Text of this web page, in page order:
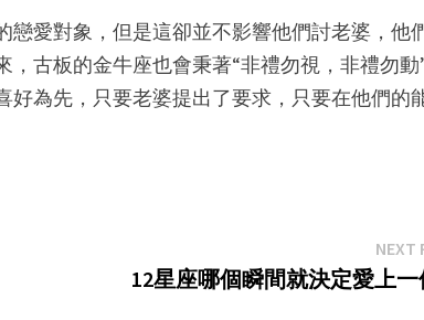
愛對象，但是這卻並不影響他們討老婆，他
古板的金牛座也會秉著“非禮勿視，非禮勿動
為先，只要老婆提出了要求，只要在他們的
NEXT
12星座哪個瞬間就決定愛上一